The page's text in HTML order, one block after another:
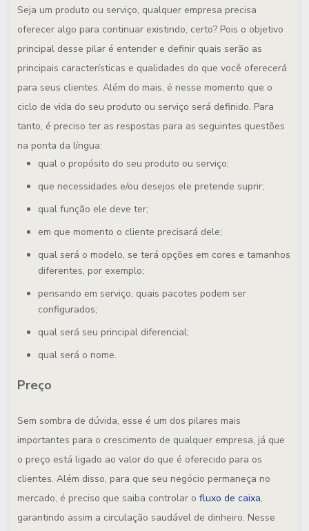
Seja um produto ou serviço, qualquer empresa precisa
oferecer algo para continuar existindo, certo? Pois o objetivo
principal desse pilar é entender e definir quais serão as
principais características e qualidades do que você oferecerá
para seus clientes. Além do mais, é nesse momento que o
ciclo de vida do seu produto ou serviço será definido. Para
tanto, é preciso ter as respostas para as seguintes questões
na ponta da língua:
qual o propósito do seu produto ou serviço;
que necessidades e/ou desejos ele pretende suprir;
qual função ele deve ter;
em que momento o cliente precisará dele;
qual será o modelo, se terá opções em cores e tamanhos
diferentes, por exemplo;
pensando em serviço, quais pacotes podem ser
configurados;
qual será seu principal diferencial;
qual será o nome.
Preço
Sem sombra de dúvida, esse é um dos pilares mais
importantes para o crescimento de qualquer empresa, já que
o preço está ligado ao valor do que é oferecido para os
clientes. Além disso, para que seu negócio permaneça no
mercado, é preciso que saiba controlar o fluxo de caixa,
garantindo assim a circulação saudável de dinheiro. Nesse